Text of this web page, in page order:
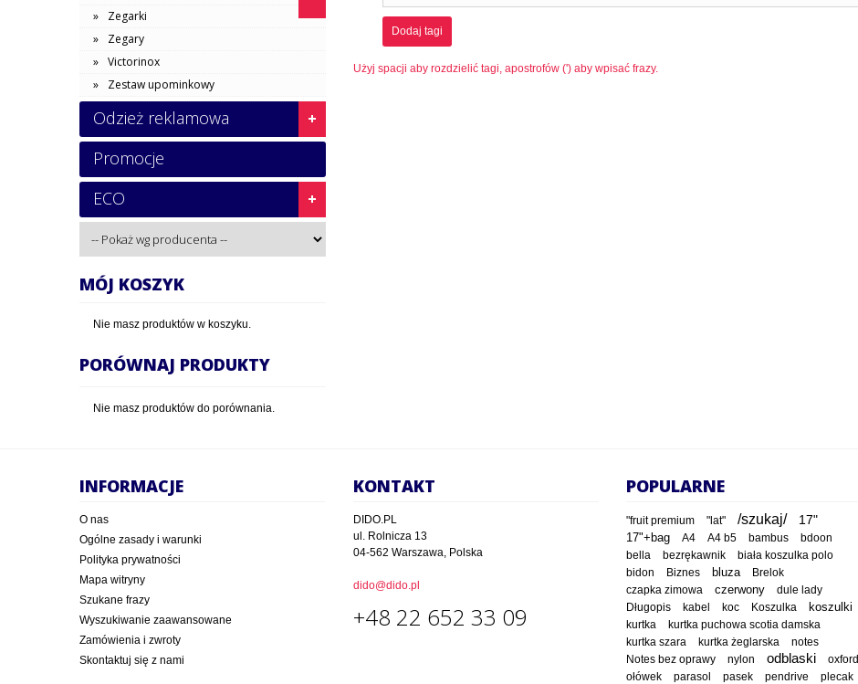
Dodaj tagi
Użyj spacji aby rozdzielić tagi, apostrofów (') aby wpisać frazy.
Zegarki
Zegary
Victorinox
Zestaw upominkowy
Odzież reklamowa
Promocje
ECO
MÓJ KOSZYK
Nie masz produktów w koszyku.
PORÓWNAJ PRODUKTY
Nie masz produktów do porównania.
INFORMACJE
O nas
Ogólne zasady i warunki
Polityka prywatności
Mapa witryny
Szukane frazy
Wyszukiwanie zaawansowane
Zamówienia i zwroty
Skontaktuj się z nami
KONTAKT
DIDO.PL
ul. Rolnicza 13
04-562 Warszawa, Polska
dido@dido.pl
+48 22 652 33 09
POPULARNE
"fruit premium "lat" /szukaj/ 17"
17"+bag A4 A4 b5 bambus bdoon
bella bezrękawnik
biała koszulka polo
bidon
Biznes bluza
Brelok
czapka zimowa
czerwony
dule lady
Długopis
kabel koc Koszulka
koszulki
kurtka
kurtka puchowa scotia damska
kurtka szara
kurtka żeglarska notes
Notes bez oprawy nylon odblaski
oxford
ołówek
parasol pasek pendrive
plecak